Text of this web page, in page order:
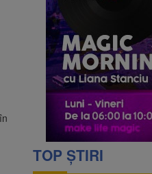
1 milion de lei și termen de trei
Avantgarden. Contractul a
persoane primesc îngrijiri
TOP ȘTIRI